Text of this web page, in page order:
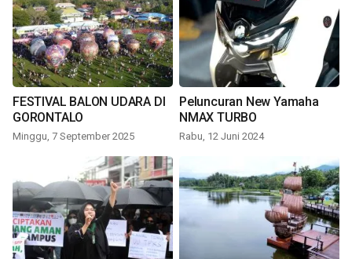
FESTIVAL BALON UDARA DI
GORONTALO
Minggu, 7 September 2025
Peluncuran New Yamaha
NMAX TURBO
Rabu, 12 Juni 2024